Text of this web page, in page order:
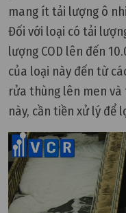
mang ít tải lượng ô
Đối với loại có tải
lượng COD lên đến
của loại này đến từ
rửa thùng lên men và
này, cần tiền xử lý để